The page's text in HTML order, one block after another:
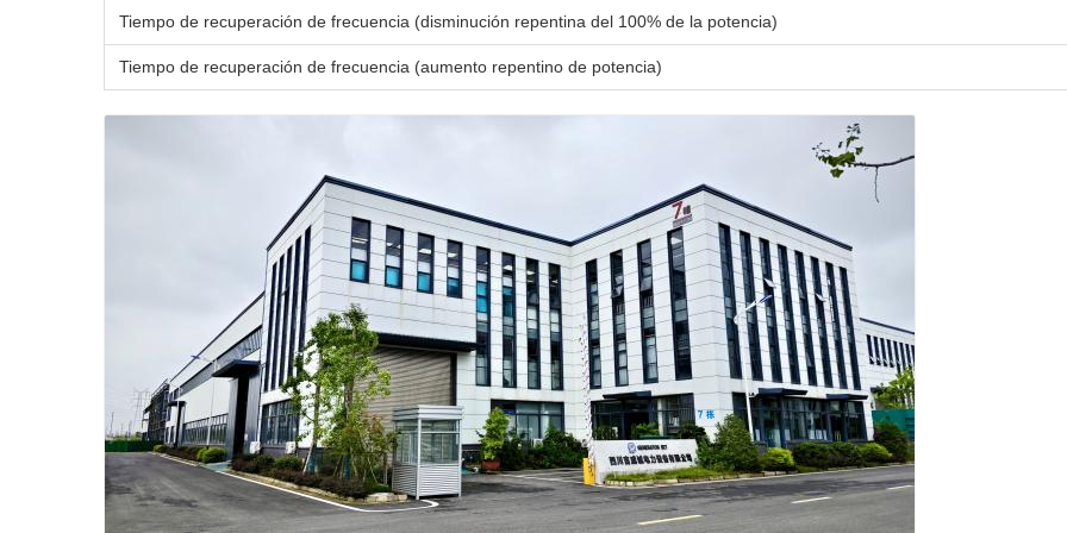
Tiempo de recuperación de frecuencia (disminución repentina del 100% de la potencia)
Tiempo de recuperación de frecuencia (aumento repentino de potencia)